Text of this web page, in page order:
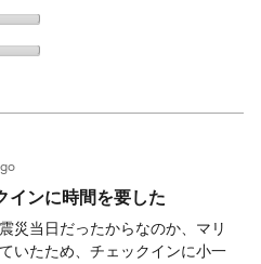
インに時間を要した
災当日だったからなのか、マリ
いたため、チェックインに小一